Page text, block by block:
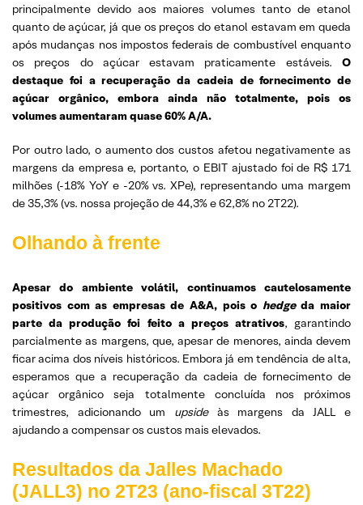
principalmente devido aos maiores volumes tanto de etanol
quanto de açúcar, já que os preços do etanol estavam em queda
após mudanças nos impostos federais de combustível enquanto
os preços do açúcar estavam praticamente estáveis. O
destaque foi a recuperação da cadeia de fornecimento de
açúcar orgânico, embora ainda não totalmente, pois os
volumes aumentaram quase 60% A/A.
Por outro lado, o aumento dos custos afetou negativamente as
margens da empresa e, portanto, o EBIT ajustado foi de R$ 171
milhões (-18% YoY e -20% vs. XPe), representando uma margem
de 35,3% (vs. nossa projeção de 44,3% e 62,8% no 2T22).
Olhando à frente
Apesar do ambiente volátil, continuamos cautelosamente
positivos com as empresas de A&A, pois o hedgeda maior
parte da produção foi feito a preços atrativos, garantindo
parcialmente as margens, que, apesar de menores, ainda devem
ficar acima dos níveis históricos. Embora já em tendência de alta,
esperamos que a recuperação da cadeia de fornecimento de
açúcar orgânico seja totalmente concluída nos próximos
trimestres, adicionando um upside às margens da JALL e
ajudando a compensar os custos mais elevados.
Resultados da Jalles Machado
(JALL3) no 2T23 (ano-fiscal 3T22)